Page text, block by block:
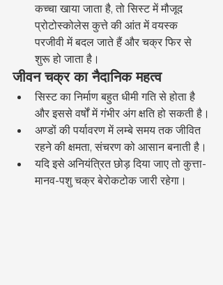
कच्चा खाया जाता है, तो सिस्ट में मौजूद
प्रोटोस्कोलेस कुत्ते की आंत में वयस्क
परजीवी में बदल जाते हैं और चक्र फिर से
शुरू हो जाता है।
जीवन चक्र का नैदानिक महत्व
सिस्ट का निर्माण बहुत धीमी गति से होता है
और इससे वर्षों में गंभीर अंग क्षति हो सकती है।
अण्डों की पर्यावरण में लम्बे समय तक जीवित
रहने की क्षमता, संचरण को आसान बनाती है।
यदि इसे अनियंत्रित छोड़ दिया जाए तो कुत्ता-
मानव-पशु चक्र बेरोकटोक जारी रहेगा।